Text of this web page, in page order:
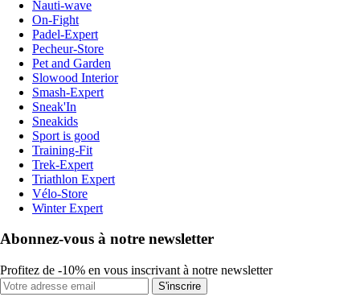
Nauti-wave
On-Fight
Padel-Expert
Pecheur-Store
Pet and Garden
Slowood Interior
Smash-Expert
Sneak'In
Sneakids
Sport is good
Training-Fit
Trek-Expert
Triathlon Expert
Vélo-Store
Winter Expert
Abonnez-vous à notre newsletter
Profitez de -10% en vous inscrivant à notre newsletter
S'inscrire